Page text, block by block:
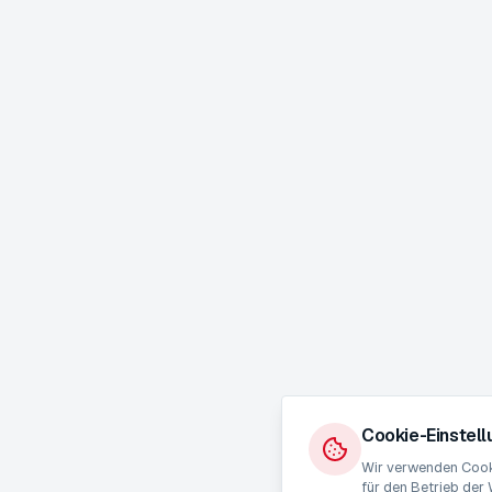
Cookie-
Wir verwenden
für den Betrieb der